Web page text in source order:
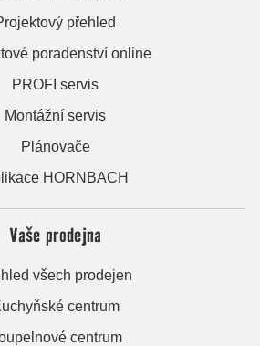
přehled
poradenství online
PROFI servis
Montážní servis
Plánovače
HORNBACH
Vaše prodejna
všech prodejen
centrum
centrum